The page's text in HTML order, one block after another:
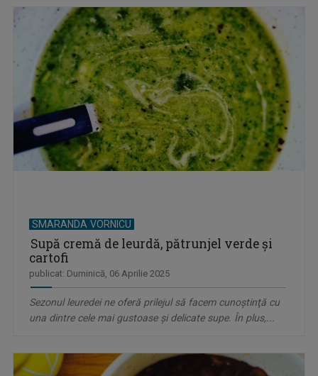
SMARANDA VORNICU
Supă cremă de leurdă, pătrunjel verde și
cartofi
publicat: Duminică, 06 Aprilie 2025
Sezonul leuredei ne oferă prilejul să facem cunoştinţă cu
una dintre cele mai gustoase și delicate supe. În plus,...